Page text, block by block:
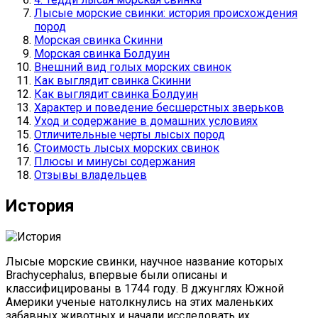
Лысые морские свинки: история происхождения
пород
Морская свинка Скинни
Морская свинка Болдуин
Внешний вид голых морских свинок
Как выглядит свинка Скинни
Как выглядит свинка Болдуин
Характер и поведение бесшерстных зверьков
Уход и содержание в домашних условиях
Отличительные черты лысых пород
Стоимость лысых морских свинок
Плюсы и минусы содержания
Отзывы владельцев
История
Лысые морские свинки, научное название которых
Brachycephalus, впервые были описаны и
классифицированы в 1744 году. В джунглях Южной
Америки ученые натолкнулись на этих маленьких
забавных животных и начали исследовать их